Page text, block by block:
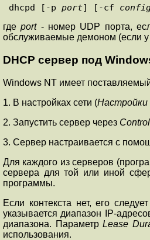
dhcpd [-p port] [-cf
гдеport- номер UDP порта,
обслуживаемые демоном (если у
DHCP сервер под
Windows NT имеет
1. В настройках сети (Настройки
2. Запустить сервер через
3. Сервер настраивается с
Для каждого из серверов
сервера для той или иной
программы.
Если контекста нет, его
указывается диапазон IP-
диапазона. ПараметрLease
использования.